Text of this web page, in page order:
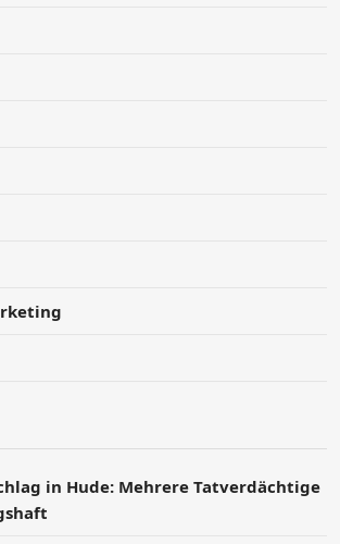
in Hude: Mehrere Tatverdächtige